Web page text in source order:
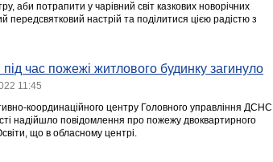
аби потрапити у чарівний світ казкових новорічних
передсвятковий настрій та поділитися цією радістю з
під час пожежі житлового будинку загинуло
11:45
координаційного центру Головного управління ДСНС
надійшло повідомлення про пожежу двоквартирного
що в обласному центрі.